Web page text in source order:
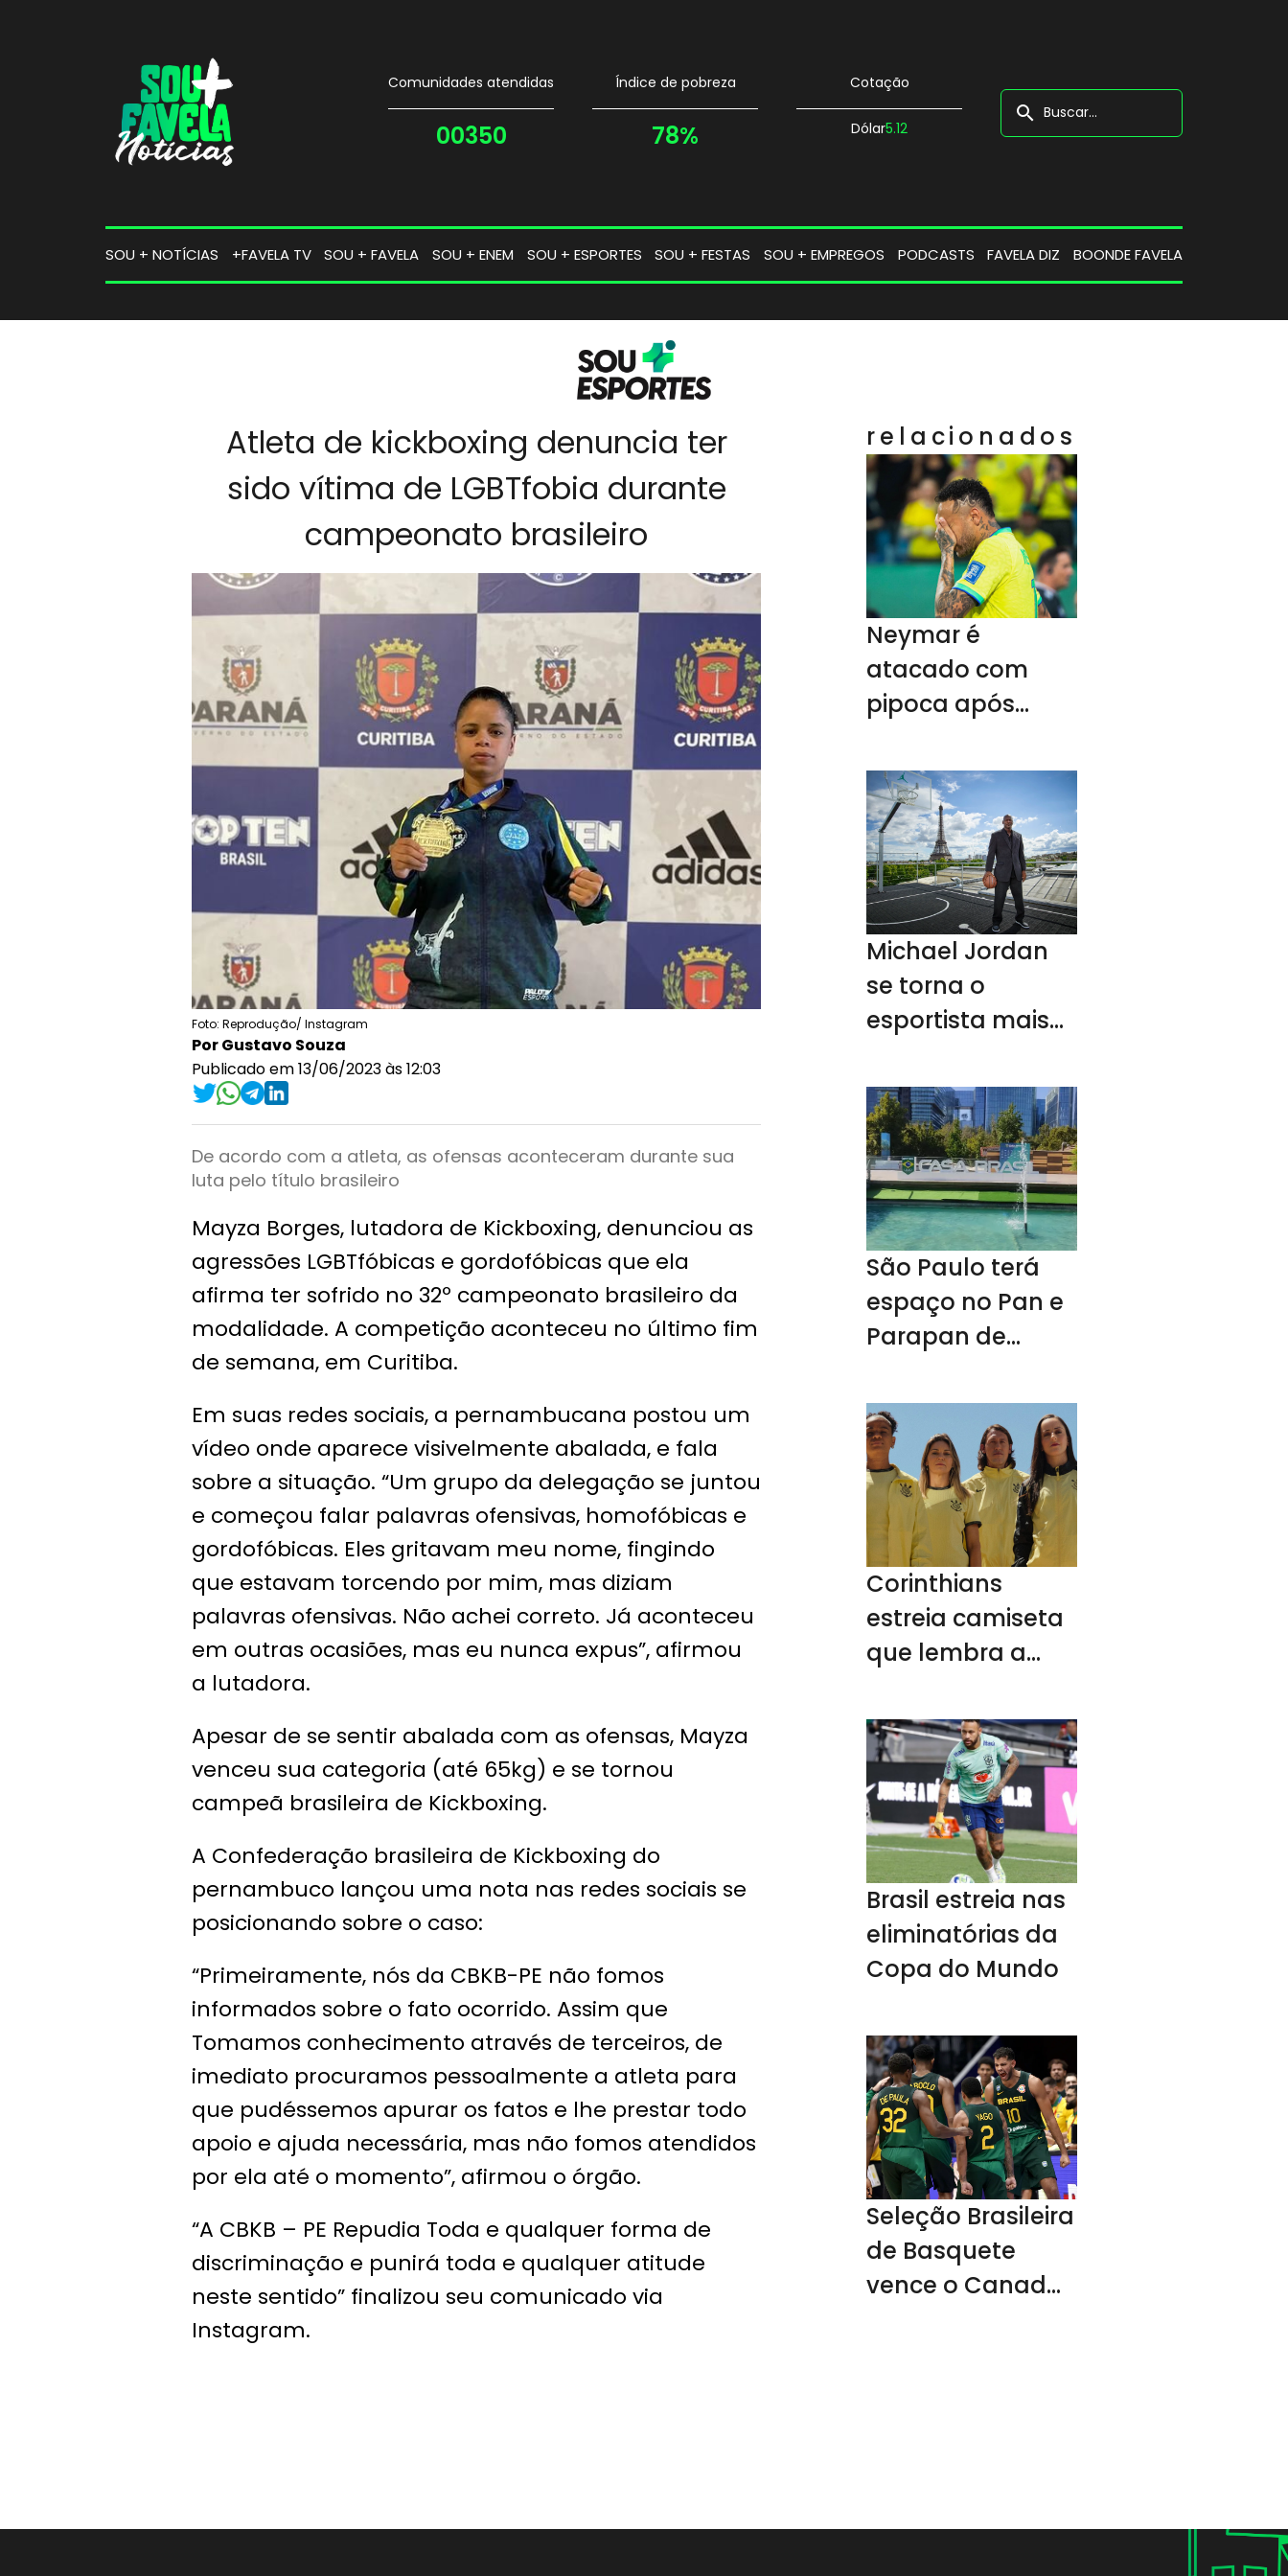
Comunidades atendidas
00350
Índice de pobreza
78%
Cotação
Dólar5.12
search
SOU + NOTÍCIAS +FAVELA TV SOU + FAVELA SOU + ENEM SOU + ESPORTES SOU + FESTAS SOU + EMPREGOS PODCASTS FAVELA DIZ BOONDE FAVELA
Atleta de kickboxing denuncia ter
sido vítima de LGBTfobia durante
campeonato brasileiro
Foto: Reprodução/ Instagram
Por Gustavo Souza
Publicado em 13/06/2023 às 12:03
De acordo com a atleta, as ofensas aconteceram durante sua
luta pelo título brasileiro
Mayza Borges, lutadora de Kickboxing, denunciou as
agressões LGBTfóbicas e gordofóbicas que ela
afirma ter sofrido no 32º campeonato brasileiro da
modalidade. A competição aconteceu no último fim
de semana, em Curitiba.
Em suas redes sociais, a pernambucana postou um
vídeo onde aparece visivelmente abalada, e fala
sobre a situação. “Um grupo da delegação se juntou
e começou falar palavras ofensivas, homofóbicas e
gordofóbicas. Eles gritavam meu nome, fingindo
que estavam torcendo por mim, mas diziam
palavras ofensivas. Não achei correto. Já aconteceu
em outras ocasiões, mas eu nunca expus”, afirmou
a lutadora.
Apesar de se sentir abalada com as ofensas, Mayza
venceu sua categoria (até 65kg) e se tornou
campeã brasileira de Kickboxing.
A Confederação brasileira de Kickboxing do
pernambuco lançou uma nota nas redes sociais se
posicionando sobre o caso:
“Primeiramente, nós da CBKB-PE não fomos
informados sobre o fato ocorrido. Assim que
Tomamos conhecimento através de terceiros, de
imediato procuramos pessoalmente a atleta para
que pudéssemos apurar os fatos e lhe prestar todo
apoio e ajuda necessária, mas não fomos atendidos
por ela até o momento”, afirmou o órgão.
“A CBKB – PE Repudia Toda e qualquer forma de
discriminação e punirá toda e qualquer atitude
neste sentido” finalizou seu comunicado via
Instagram.
relacionados
Neymar é
atacado com
pipoca após
seleção brasileira
Michael Jordan
se torna o
esportista mais
Unidos
São Paulo terá
espaço no Pan e
Parapan de
divulgar ações
Corinthians
estreia camiseta
que lembra a
durante as
“Diretas Já”
Brasil estreia nas
eliminatórias da
Copa do Mundo
Seleção Brasileira
de Basquete
vence o Canadá